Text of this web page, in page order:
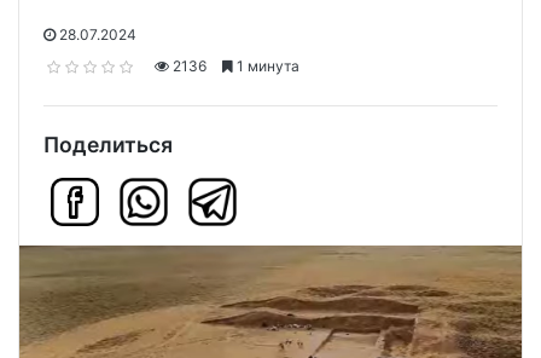
28.07.2024
2136
1 минута
Поделиться